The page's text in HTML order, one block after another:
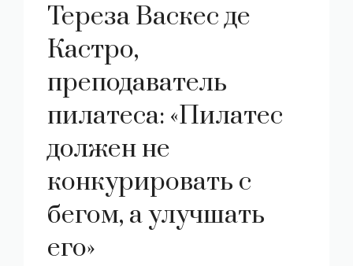
Тереза ​​Васкес де
Кастро,
преподаватель
пилатеса: «Пилатес
должен не
конкурировать с
бегом, а улучшать
его»